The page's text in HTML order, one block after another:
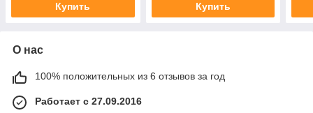
Купить Купить
О нас
100% положительных из 6 отзывов за год
Работает с 27.09.2016